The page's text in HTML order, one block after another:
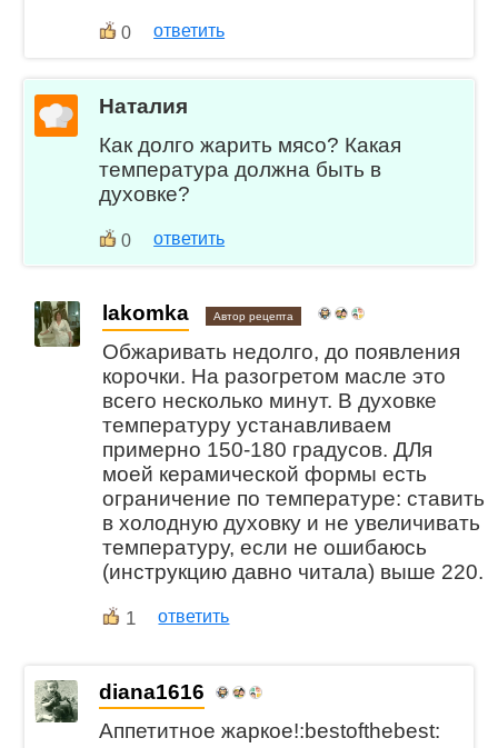
0 ответить
Наталия
Как долго жарить мясо? Какая
температура должна быть в
духовке?
0 ответить
lakomka Автор рецепта
Обжаривать недолго, до появления
корочки. На разогретом масле это
всего несколько минут. В духовке
температуру устанавливаем
примерно 150-180 градусов. ДЛя
моей керамической формы есть
ограничение по температуре: ставить
в холодную духовку и не увеличивать
температуру, если не ошибаюсь
(инструкцию давно читала) выше 220.
1 ответить
diana1616
Аппетитное жаркое!:bestofthebest: